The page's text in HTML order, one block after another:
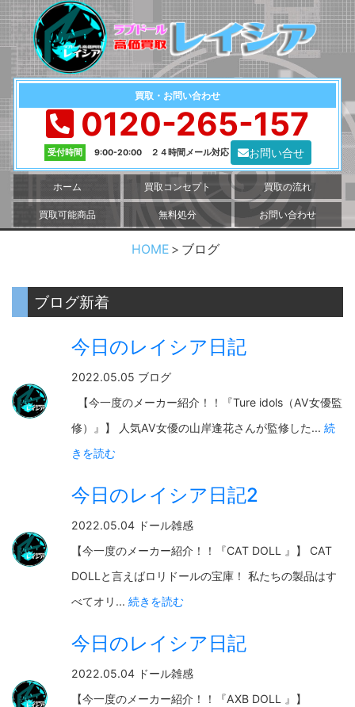
買取・お問い合わせ
0120-265-157
受付時間 9:00-20:00 ２４時間メール対応 お問い合せ
ホーム 買取コンセプト 買取の流れ
買取可能商品 無料処分 お問い合わせ
HOME ブログ
ブログ新着
今日のレイシア日記
2022.05.05 ブログ
【今一度のメーカー紹介！！『Ture idols（AV女優監
修）』】 人気AV女優の山岸逢花さんが監修した... 続
きを読む
今日のレイシア日記2
2022.05.04 ドール雑感
【今一度のメーカー紹介！！『CAT DOLL 』】 CAT
DOLLと言えばロリドールの宝庫！ 私たちの製品はす
べてオリ... 続きを読む
今日のレイシア日記
2022.05.04 ドール雑感
【今一度のメーカー紹介！！『AXB DOLL 』】